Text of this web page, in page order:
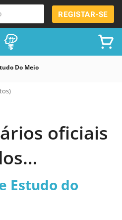
REGISTAR-SE
Do Meio
oficiais
e Estudo
PDF
Estudo do